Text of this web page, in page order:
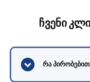
ჩვენი
რა